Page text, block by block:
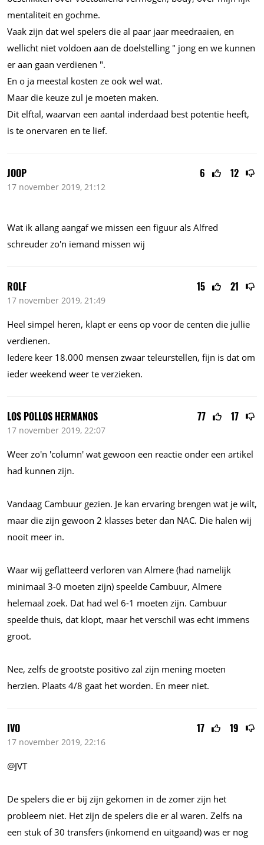
mentaliteit en gochme.
Vaak zijn dat wel spelers die al paar jaar meedraaien, en
wellicht niet voldoen aan de doelstelling " jong en we kunnen
er aan gaan verdienen ".
En o ja meestal kosten ze ook wel wat.
Maar die keuze zul je moeten maken.
Dit elftal, waarvan een aantal inderdaad best potentie heeft,
is te onervaren en te lief.
6 12
JOOP
17 november 2019, 21:12
Wat ik allang aangaf we missen een figuur als Alfred
schreuder zo'n iemand missen wij
15 21
ROLF
17 november 2019, 21:49
Heel simpel heren, klapt er eens op voor de centen die jullie
verdienen.
Iedere keer 18.000 mensen zwaar teleurstellen, fijn is dat om
ieder weekend weer te verzieken.
77 17
LOS POLLOS HERMANOS
17 november 2019, 22:07
Weer zo'n 'column' wat gewoon een reactie onder een artikel
had kunnen zijn.
Vandaag Cambuur gezien. Je kan ervaring brengen wat je wilt,
maar die zijn gewoon 2 klasses beter dan NAC. Die halen wij
nooit meer in.
Waar wij geflatteerd verloren van Almere (had namelijk
minimaal 3-0 moeten zijn) speelde Cambuur, Almere
helemaal zoek. Dat had wel 6-1 moeten zijn. Cambuur
speelde thuis, dat klopt, maar het verschil was echt immens
groot.
Nee, zelfs de grootste positivo zal zijn mening moeten
herzien. Plaats 4/8 gaat het worden. En meer niet.
17 19
IVO
17 november 2019, 22:16
@JVT
De spelers die er bij zijn gekomen in de zomer zijn het
probleem niet. Het zijn de spelers die er al waren. Zelfs na
een stuk of 30 transfers (inkomend en uitgaand) was er nog